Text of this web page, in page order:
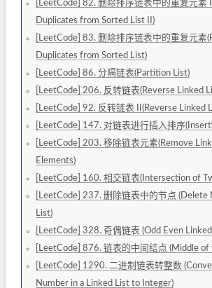
[LeetCode] 82. 删除排序链表中的重复元素
Duplicates from Sorted List II)
[LeetCode] 83. 删除排序链表中的重复元素
Duplicates from Sorted List)
[LeetCode] 86. 分隔链表(Partition List)
[LeetCode] 206. 反转链表(Reverse Linked
[LeetCode] 92. 反转链表 II(Reverse Linked
[LeetCode] 147. 对链表进行插入排序
[LeetCode] 203. 移除链表元素(Remove
Elements)
[LeetCode] 160. 相交链表(Intersection of
[LeetCode] 237. 删除链表中的节点 (Delete
List)
[LeetCode] 328. 奇偶链表 (Odd Even
[LeetCode] 876. 链表的中间结点 (Middle of
[LeetCode] 1290. 二进制链表转整数
Number in a Linked List to Integer)